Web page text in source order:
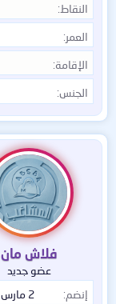
النقاط
العمر
الإقامة
الجنس
فلاش مان
عضو جديد
إنضم
2 مارس 2021